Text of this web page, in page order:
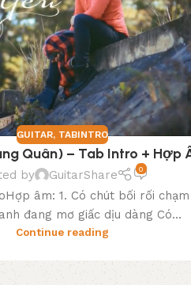
GUITAR, TABINTRO
Quân) – Tab Intro + Hợp
by GuitarShare 0
âm: 1. Có chút bối rối
đang mơ giấc dịu dàng Có...
Continue reading